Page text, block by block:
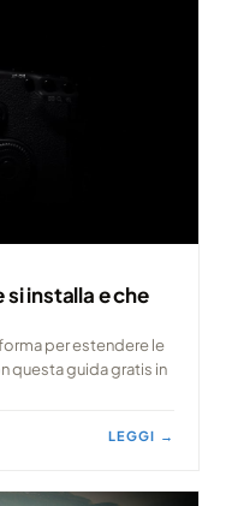
installa e che
per estendere le
questa guida gratis in
LEGGI →